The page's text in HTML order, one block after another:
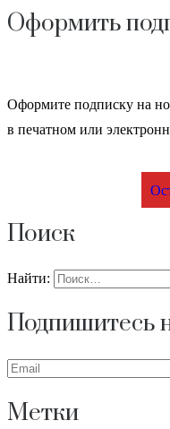
Оформить
Оформите подписку на
в печатном или
Поиск
Найти:
Подпишитесь
Метки